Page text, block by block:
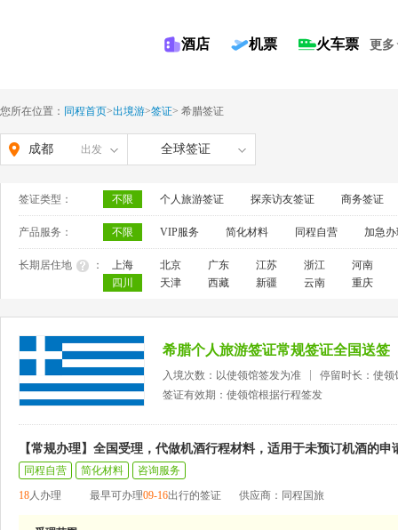
酒店 机票 火车票 更多
您所在位置： 同程首页>出境游>签证> 希腊签证
成都 出发 全球签证
签证类型： 不限 个人旅游签证 探亲访友签证 商务签证
产品服务： 不限 VIP服务 简化材料 同程自营 加急
长期居住地 ： 上海 北京 广东 江苏 浙江
河南
四川
天津 西藏 新疆 云南 重庆
希腊个人旅游签证常规签证全国送签
入境次数：以使领馆签发为准
停留时长：使领
签证有效期：使领馆根据行程签发
【常规办理】全国受理，代做机酒行程材料，适用于未预订机酒的申
同程自营 简化材料
咨询服务
18人办理 最早可办理09-16出行的签证 供应商：同程国旅